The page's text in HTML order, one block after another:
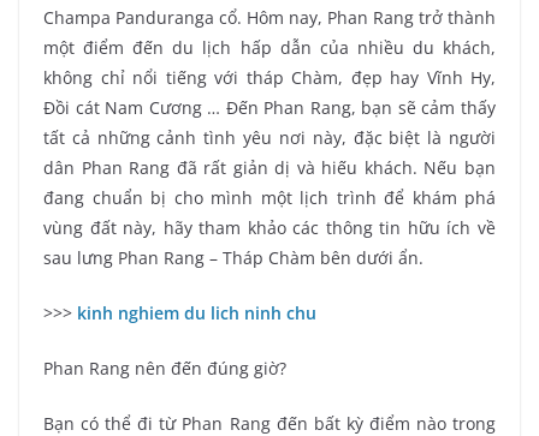
Champa Panduranga cổ. Hôm nay, Phan Rang trở thành
một điểm đến du lịch hấp dẫn của nhiều du khách,
không chỉ nổi tiếng với tháp Chàm, đẹp hay Vĩnh Hy,
Đồi cát Nam Cương … Đến Phan Rang, bạn sẽ cảm thấy
tất cả những cảnh tình yêu nơi này, đặc biệt là người
dân Phan Rang đã rất giản dị và hiếu khách. Nếu bạn
đang chuẩn bị cho mình một lịch trình để khám phá
vùng đất này, hãy tham khảo các thông tin hữu ích về
sau lưng Phan Rang – Tháp Chàm bên dưới ẩn.
>>> kinh nghiem du lich ninh chu
Phan Rang nên đến đúng giờ?
Bạn có thể đi từ Phan Rang đến bất kỳ điểm nào trong